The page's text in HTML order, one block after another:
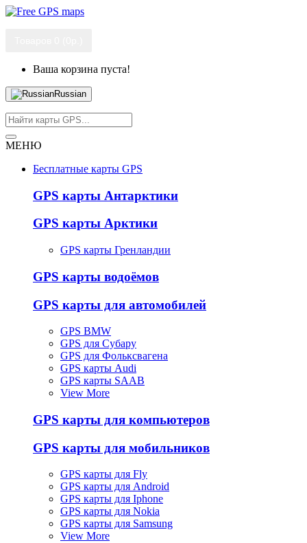
Ваша корзина пуста!
Russian
МЕНЮ
Бесплатные карты GPS
GPS карты Антарктики
GPS карты Арктики
GPS карты Гренландии
GPS карты водоёмов
GPS карты для автомобилей
GPS BMW
GPS для Субару
GPS для Фольксвагена
GPS карты Audi
GPS карты SAAB
View More
GPS карты для компьютеров
GPS карты для мобильников
GPS карты для Fly
GPS карты для Android
GPS карты для Iphone
GPS карты для Nokia
GPS карты для Samsung
View More